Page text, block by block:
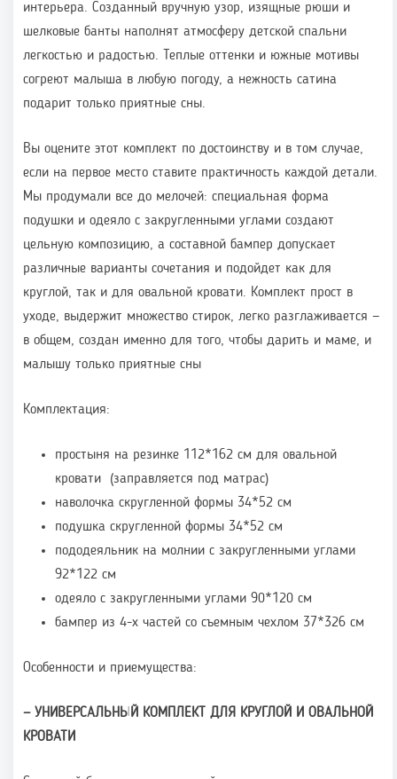
интерьера. Созданный вручную узор, изящные рюши и
шелковые банты наполнят атмосферу детской спальни
легкостью и радостью. Теплые оттенки и южные мотивы
согреют малыша в любую погоду, а нежность сатина
подарит только приятные сны.
Вы оцените этот комплект по достоинству и в том случае,
если на первое место ставите практичность каждой детали.
Мы продумали все до мелочей: специальная форма
подушки и одеяло с закругленными углами создают
цельную композицию, а составной бампер допускает
различные варианты сочетания и подойдет как для
круглой, так и для овальной кровати. Комплект прост в
уходе, выдержит множество стирок, легко разглаживается —
в общем, создан именно для того, чтобы дарить и маме, и
малышу только приятные сны
Комплектация:
простыня на резинке 112*162 см для овальной
кровати (заправляется под матрас)
наволочка скругленной формы 34*52 см
подушка скругленной формы 34*52 см
пододеяльник на молнии с закругленными углами
92*122 см
одеяло с закругленными углами 90*120 см
бампер из 4-х частей со съемным чехлом 37*326 см
Особенности и приемущества:
— УНИВЕРСАЛЬНЫЙ КОМПЛЕКТ ДЛЯ КРУГЛОЙ И ОВАЛЬНОЙ
КРОВАТИ